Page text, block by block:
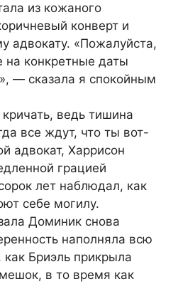
из кожаного
конверт и
адвокату. «Пожалуйста,
на конкретные даты
— сказала я спокойным
ведь тишина
все ждут, что ты вот-
адвокат, Харрисон
грацией
лет наблюдал, как
себе могилу.
Доминик снова
наполняла всю
Бриэль прикрыла
в то время как